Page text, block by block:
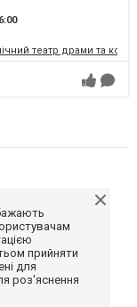
театр драми та
прийняти
для
роз'яснення